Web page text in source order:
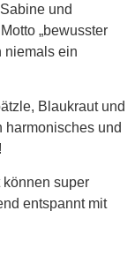
und
„bewusster
niemals ein
Blaukraut und
und
super
entspannt mit